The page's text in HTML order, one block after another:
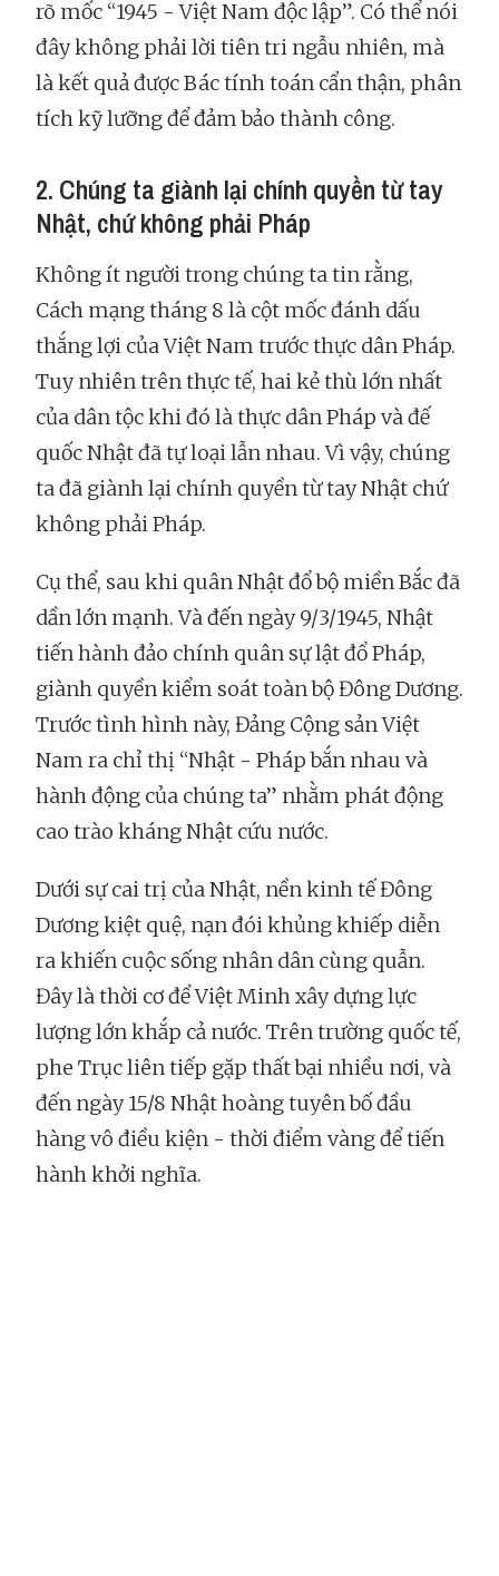
rõ mốc “1945 - Việt Nam độc lập”. Có thể nói
đây không phải lời tiên tri ngẫu nhiên, mà
là kết quả được Bác tính toán cẩn thận, phân
tích kỹ lưỡng để đảm bảo thành công.
2. Chúng ta giành lại chính quyền từ tay
Nhật, chứ không phải Pháp
Không ít người trong chúng ta tin rằng,
Cách mạng tháng 8 là cột mốc đánh dấu
thắng lợi của Việt Nam trước thực dân Pháp.
Tuy nhiên trên thực tế, hai kẻ thù lớn nhất
của dân tộc khi đó là thực dân Pháp và đế
quốc Nhật đã tự loại lẫn nhau. Vì vậy, chúng
ta đã giành lại chính quyền từ tay Nhật chứ
không phải Pháp.
Cụ thể, sau khi quân Nhật đổ bộ miền Bắc đã
dần lớn mạnh. Và đến ngày 9/3/1945, Nhật
tiến hành đảo chính quân sự lật đổ Pháp,
giành quyền kiểm soát toàn bộ Đông Dương.
Trước tình hình này, Đảng Cộng sản Việt
Nam ra chỉ thị “Nhật - Pháp bắn nhau và
hành động của chúng ta” nhằm phát động
cao trào kháng Nhật cứu nước.
Dưới sự cai trị của Nhật, nền kinh tế Đông
Dương kiệt quệ, nạn đói khủng khiếp diễn
ra khiến cuộc sống nhân dân cùng quẫn.
Đây là thời cơ để Việt Minh xây dựng lực
lượng lớn khắp cả nước. Trên trường quốc tế,
phe Trục liên tiếp gặp thất bại nhiều nơi, và
đến ngày 15/8 Nhật hoàng tuyên bố đầu
hàng vô điều kiện - thời điểm vàng để tiến
hành khởi nghĩa.